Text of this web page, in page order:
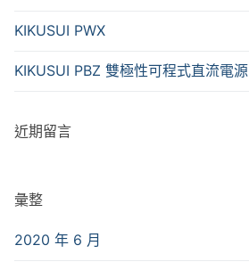
KIKUSUI PWX
KIKUSUI PBZ 雙極性可程式直流電源
近期留言
彙整
2020 年 6 月